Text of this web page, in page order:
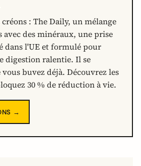
créons : The Daily, un mélange
avec des minéraux, une prise
dans l'UE et formulé pour
digestion ralentie. Il se
vous buvez déjà. Découvrez les
30 % de réduction à vie.
→